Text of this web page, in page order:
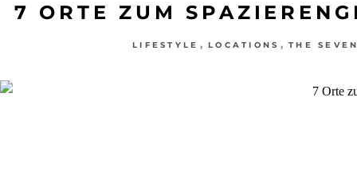
7 ORTE ZUM
LIFESTYLE , LOCATIONS , THE